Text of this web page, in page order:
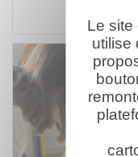
Le site
utilise